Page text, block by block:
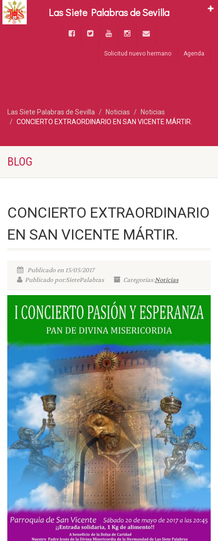
Solicitud nuevo hermano Agenda
Las Siete Palabras de Sevilla Noticias
Noticias
CONCIERTO EXTRAORDINARIO EN SAN VICENTE MÁRTIR.
BLOG
CONCIERTO EXTRAORDINARIO
EN SAN VICENTE MÁRTIR.
Publicado en 15/05/2017
Publicado por:SietePalabras
Categorías:Noticias
Las Siete Palabras de Sevilla